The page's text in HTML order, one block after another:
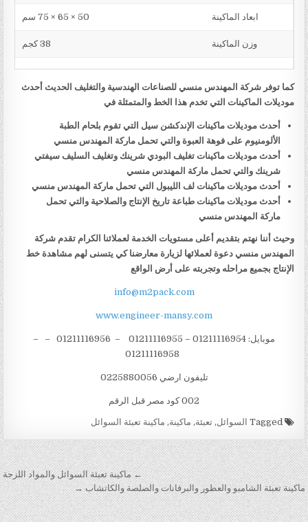
ابعاد الماكينة 50 × 65 × 75 سم
وزن الماكينة 38 كجم
كما توفر شركة المهندس منسي للصناعات الهندسية والتغليف الحديث أحدث
موديلات الماكينات التي تخدم هذا الخط والمتمثلة في
أحدث موديلات ماكينات الإندكشن سيل التي تقوم بلحام الطبة
الألومنيوم على فوهة العبوة والتي تحمل ماركة المهندس منسي
أحدث موديلات ماكينات تغليف البودي شرينك وتغليف السليف سيفتي
شرينك والتي تحمل ماركة المهندس منسي
أحدث موديلات ماكينات لف الليبول التي تحمل ماركة المهندس منسي
أحدث موديلات ماكينات طباعة تاريخ الإنتاج والصلاحية والتي تحمل
ماركة المهندس منسي
وحيث أننا نهتم بتقديم أعلى مستويات الخدمة لعملائنا الكرام تقدم شركة
المهندس منسي دعوة لعملائها لزيارة معارضنا كي يتسنى لهم مشاهدة خط
الإنتاج بجميع مراحله وتجربته على أرض الواقع
info@m2pack.com
www.engineer-mansy.com
موبايل: 01211116954 – 01211116955 – 01211116956 – –
تليفون ارضي 0225880056
002 كود مصر قبل الرقم
Tagged السوائل,تعبئة, ماكينة, ماكينة تعبئة السوائل
تصفّح المقالات
← ماكينة تعبئة السوائل والمواد اللزجة
ماكينة تعبئة الشامبو والعطور والبرفانات والصلصة والكاتشاب →